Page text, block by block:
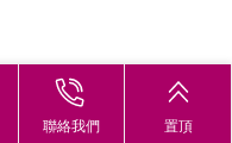
聯絡我們 置頂